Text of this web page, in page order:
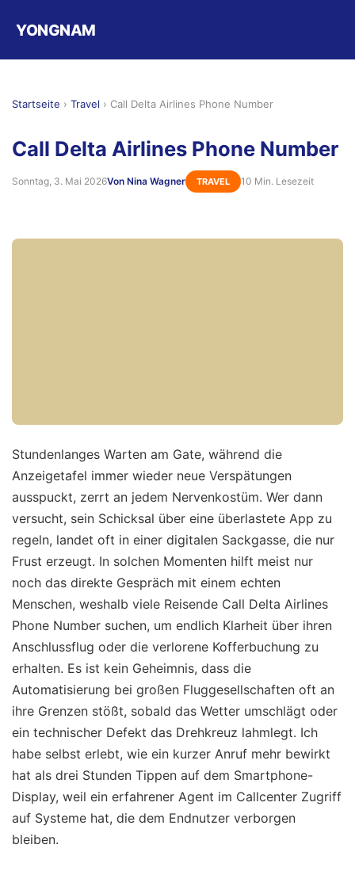
YONGNAM
Startseite › Travel › Call Delta Airlines Phone Number
Call Delta Airlines Phone Number
Sonntag, 3. Mai 2026Von Nina Wagner TRAVEL 10 Min. Lesezeit
Stundenlanges Warten am Gate, während die
Anzeigetafel immer wieder neue Verspätungen
ausspuckt, zerrt an jedem Nervenkostüm. Wer dann
versucht, sein Schicksal über eine überlastete App zu
regeln, landet oft in einer digitalen Sackgasse, die nur
Frust erzeugt. In solchen Momenten hilft meist nur
noch das direkte Gespräch mit einem echten
Menschen, weshalb viele Reisende Call Delta Airlines
Phone Number suchen, um endlich Klarheit über ihren
Anschlussflug oder die verlorene Kofferbuchung zu
erhalten. Es ist kein Geheimnis, dass die
Automatisierung bei großen Fluggesellschaften oft an
ihre Grenzen stößt, sobald das Wetter umschlägt oder
ein technischer Defekt das Drehkreuz lahmlegt. Ich
habe selbst erlebt, wie ein kurzer Anruf mehr bewirkt
hat als drei Stunden Tippen auf dem Smartphone-
Display, weil ein erfahrener Agent im Callcenter Zugriff
auf Systeme hat, die dem Endnutzer verborgen
bleiben.